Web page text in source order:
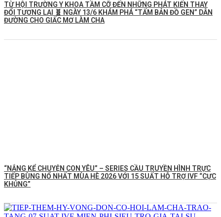
TỪ HỘI TRƯỜNG Y KHOA TẦM CỠ ĐẾN NHỮNG PHÁT KIẾN THAY
ĐỔI TƯƠNG LAI 🧬 NGÀY 13/6 KHÁM PHÁ “TẤM BẢN ĐỒ GEN” DẪN
ĐƯỜNG CHO GIẤC MƠ LÀM CHA
“NẮNG KỂ CHUYỆN CON YÊU” – SERIES CẦU TRUYỀN HÌNH TRỰC
TIẾP BÙNG NỔ NHẤT MÙA HÈ 2026 VỚI 15 SUẤT HỖ TRỢ IVF “CỰC
KHỦNG”